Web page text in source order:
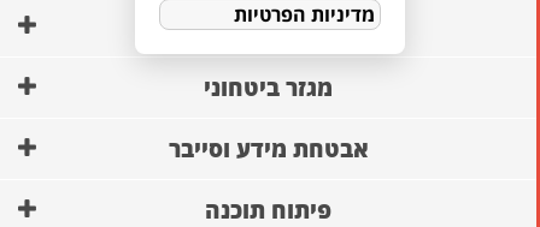
AI ופיתוח מודלים
מגזר ביטחוני
אבטחת מידע וסייבר
פיתוח תוכנה
מדיניות הפרטיות